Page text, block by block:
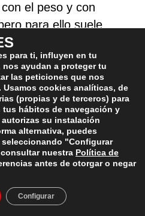
el peso y con
para ello suele
técnica que
largo plazo.
aquella que:
lesión todo lo
la musculatura
una técnica idéntica
para ti, influyen en tu
ayudan a proteger tu
las peticiones que nos
cookies analíticas, de
(propias y de terceros) para
tus hábitos de navegación y
su instalación
alternativa, puedes
"Configurar
nuestra Política de
antes de otorgar o negar
Configurar